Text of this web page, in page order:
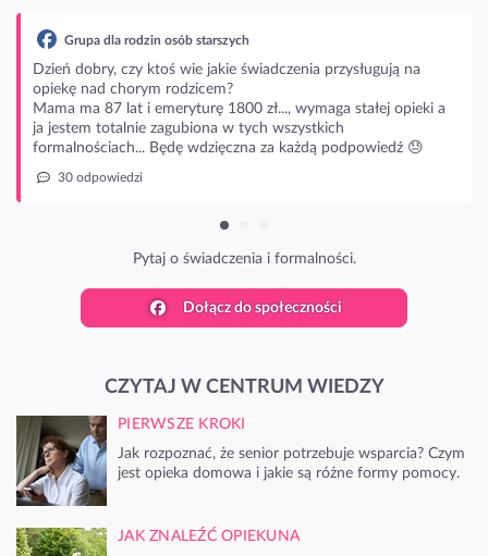
rodzin osób starszych
czy ktoś wie jakie świadczenia przysługują na
chorym rodzicem?
lat i emeryturę 1800 zł..., wymaga stałej opieki a
zagubiona w tych wszystkich
Będę wdzięczna za każdą podpowiedź 😓
Pytaj o świadczenia i formalności.
Dołącz do społeczności
CZYTAJ W CENTRUM WIEDZY
PIERWSZE KROKI
Jak rozpoznać, że senior potrzebuje wsparcia? Czym
jest opieka domowa i jakie są różne formy pomocy.
JAK ZNALEŹĆ OPIEKUNA